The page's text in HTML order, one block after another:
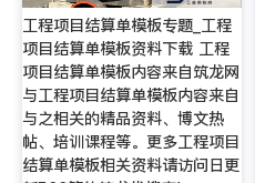
工程项目结算单模板专题_工程
项目结算单模板资料下载 工程
项目结算单模板内容来自筑龙网
与工程项目结算单模板内容来自
与之相关的精品资料、博文热
帖、培训课程等。更多工程项目
结算单模板相关资料请访问日更